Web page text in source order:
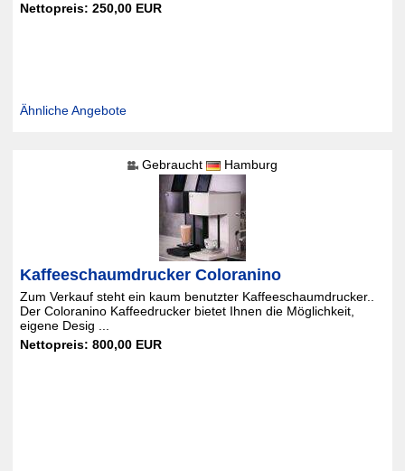
Nettopreis: 250,00 EUR
Ähnliche Angebote
Gebraucht Hamburg
Kaffeeschaumdrucker Coloranino
Zum Verkauf steht ein kaum benutzter Kaffeeschaumdrucker..
Der Coloranino Kaffeedrucker bietet Ihnen die Möglichkeit,
eigene Desig ...
Nettopreis: 800,00 EUR